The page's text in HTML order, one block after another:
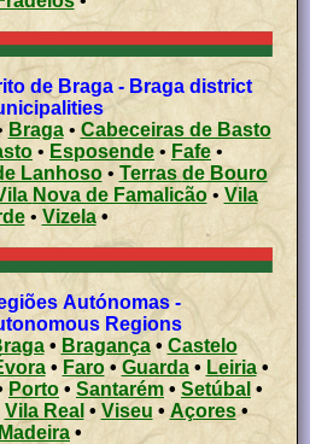
de Braga - Braga district
Braga• Cabeceiras de Basto
Basto • Esposende• Fafe•
Lanhoso•
Terras de Bouro
Vila Nova de Famalicão• Vila
• Vizela•
-
Regions
• Bragança• Castelo
•Faro• Guarda• Leiria•
Porto• Santarém • Setúbal •
Vila Real •Viseu • Açores •
Madeira •